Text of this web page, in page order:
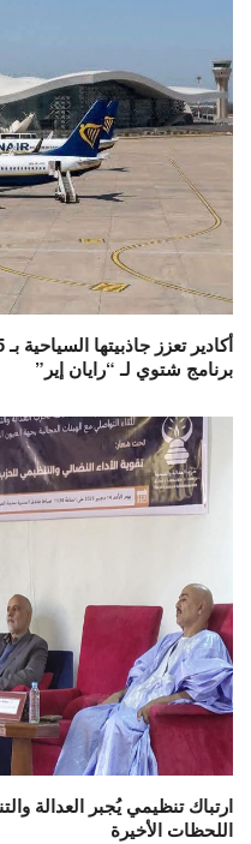
برنامج شتوي لـ “رايان إير”
ارتباك تنظيمي يُجبر العدالة
اللحظات الأخيرة